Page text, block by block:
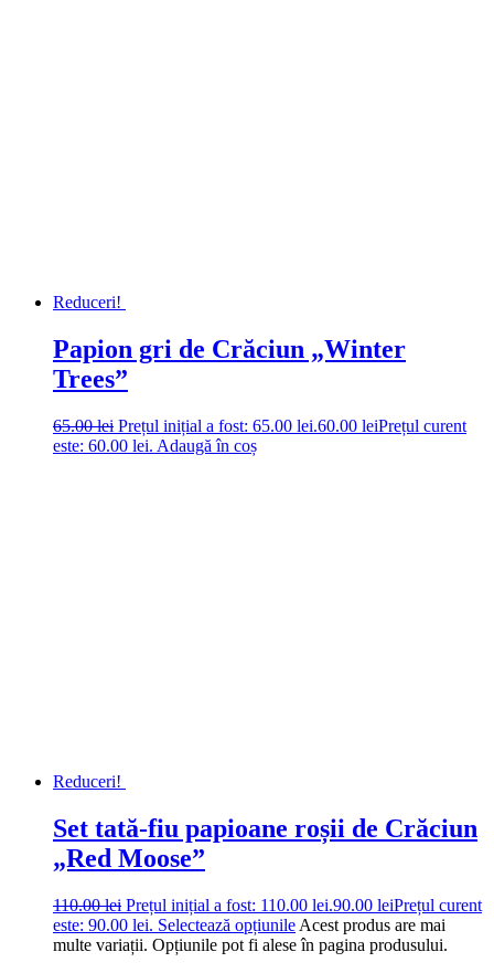
Reduceri!
Papion gri de Crăciun „Winter
Trees”
65.00lei Prețul inițial a fost: 65.00 lei.60.00 leiPrețul curent
este: 60.00 lei. Adaugă în coș
Reduceri!
Set tată-fiu papioane roșii de Crăciun
„Red Moose”
110.00lei Prețul inițial a fost: 110.00 lei.90.00 leiPrețul curent
este: 90.00 lei. Selectează opțiunile Acest produs are mai
multe variații. Opțiunile pot fi alese în pagina produsului.